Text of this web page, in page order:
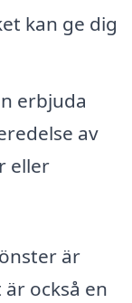
kan ge dig
erbjuda
av
eller
är
också en